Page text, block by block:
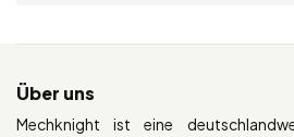
Über uns
Mechknight ist eine